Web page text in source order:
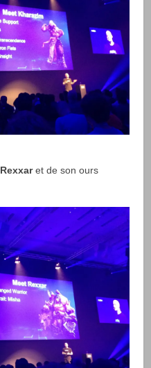
Rexxaret de son ours